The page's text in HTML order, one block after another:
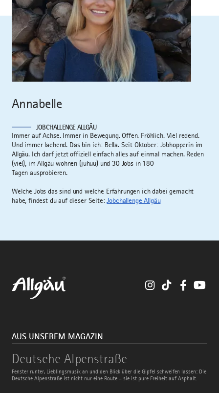
Annabelle
JOBCHALLENGE ALLGÄU
Immer auf Achse. Immer in Bewegung. Offen. Fröhlich. Viel redend.
Und immer lachend. Das bin ich: Bella. Seit Oktober: Jobhopperin im
Allgäu. Ich darf jetzt offiziell einfach alles auf einmal machen. Reden
(viel), im Allgäu wohnen (juhuu) und 30 Jobs in 180
Tagen ausprobieren.
Welche Jobs das sind und welche Erfahrungen ich dabei gemacht
habe, findest du auf dieser Seite: Jobchallenge Allgäu
InstagramTikTok
AUS UNSEREM MAGAZIN
Deutsche Alpenstraße
Fenster runter, Lieblingsmusik an und den Blick über die Gipfel schweifen lassen: Die
Deutsche Alpenstraße ist nicht nur eine Route – sie ist pure Freiheit auf Asphalt.
Deutsche
Alpenstraße